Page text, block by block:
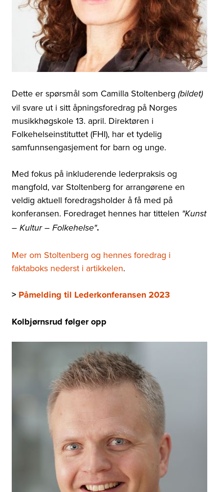
Dette er spørsmål som Camilla Stoltenberg (bildet)
vil svare ut i sitt åpningsforedrag på Norges
musikkhøgskole 13. april. Direktøren i
Folkehelseinstituttet (FHI), har et tydelig
samfunnsengasjement for barn og unge.
Med fokus på inkluderende lederpraksis og
mangfold, var Stoltenberg for arrangørene en
veldig aktuell foredragsholder å få med på
konferansen. Foredraget hennes har tittelen "Kunst
– Kultur – Folkehelse".
Mer om Stoltenberg og hennes foredrag i
faktaboks nederst i artikkelen.
> Påmelding til Lederkonferansen 2023
Kolbjørnsrud følger opp